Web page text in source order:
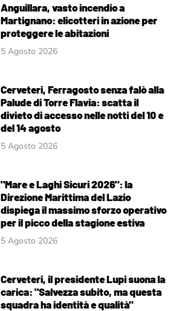
Anguillara, vasto incendio a
Martignano: elicotteri in azione per
proteggere le abitazioni
5 Agosto 2026
Cerveteri, Ferragosto senza falò alla
Palude di Torre Flavia: scatta il
divieto di accesso nelle notti del 10 e
del 14 agosto
5 Agosto 2026
"Mare e Laghi Sicuri 2026": la
Direzione Marittima del Lazio
dispiega il massimo sforzo operativo
per il picco della stagione estiva
5 Agosto 2026
Cerveteri, il presidente Lupi suona la
carica: "Salvezza subito, ma questa
squadra ha identità e qualità"